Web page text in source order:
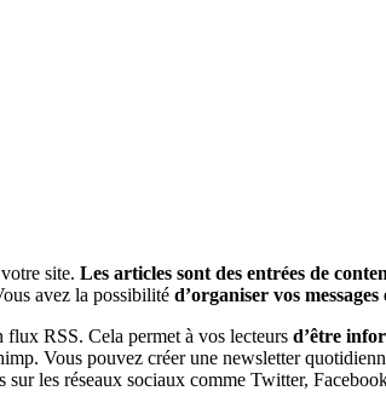
site. Les articles sont des entrées de
avez la possibilité d’organiser vos
flux RSS. Cela permet à vos lecteurs d’être
Vous pouvez créer une newsletter
sur les réseaux sociaux comme Twitter,